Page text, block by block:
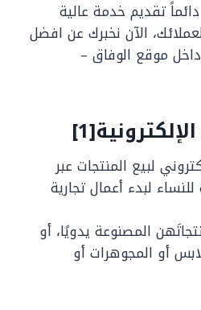
تقديم خدمة عالية
الآن نخبرك عن افضل
موقع الوفاق –
[1]
لبيع المنتجات عبر
لبدء أعمال تجارية
المصنوعة يدويًا، أو
أو المجوهرات أو